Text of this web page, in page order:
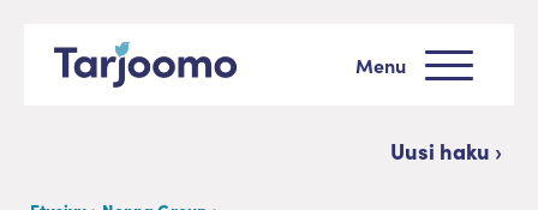
Siirry sisältöön
Menu
Uusi haku ›